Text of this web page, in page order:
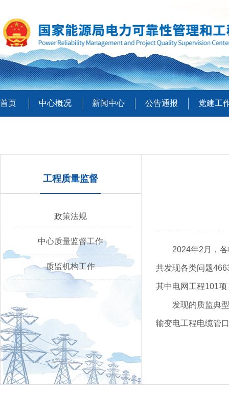
首页 中心概况 新闻中心 公告通报 党建工
工程质量监督
政策法规
中心质量监督工作
质监机构工作
2024年2月，
共发现各类问题
其中电网工程101
发现的质监典
输变电工程电缆管